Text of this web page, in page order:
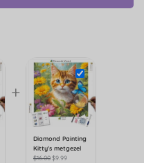
+
Diamond Painting
Kitty's metgezel
$16.00$9.99